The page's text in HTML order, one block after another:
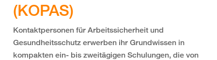
(KOPAS)
Kontaktpersonen für Arbeitssicherheit und
Gesundheitsschutz erwerben ihr Grundwissen in
kompakten ein- bis zweitägigen Schulungen, die von